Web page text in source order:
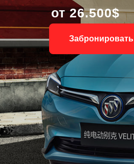
Забронировать
от 26.500$